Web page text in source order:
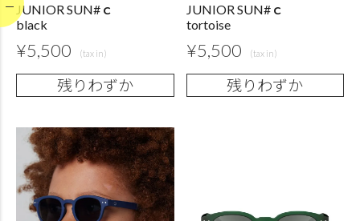
JUNIOR SUN#ｃ
black
¥5,500
残りわずか
JUNIOR SUN#ｃ
tortoise
¥5,500
残りわずか